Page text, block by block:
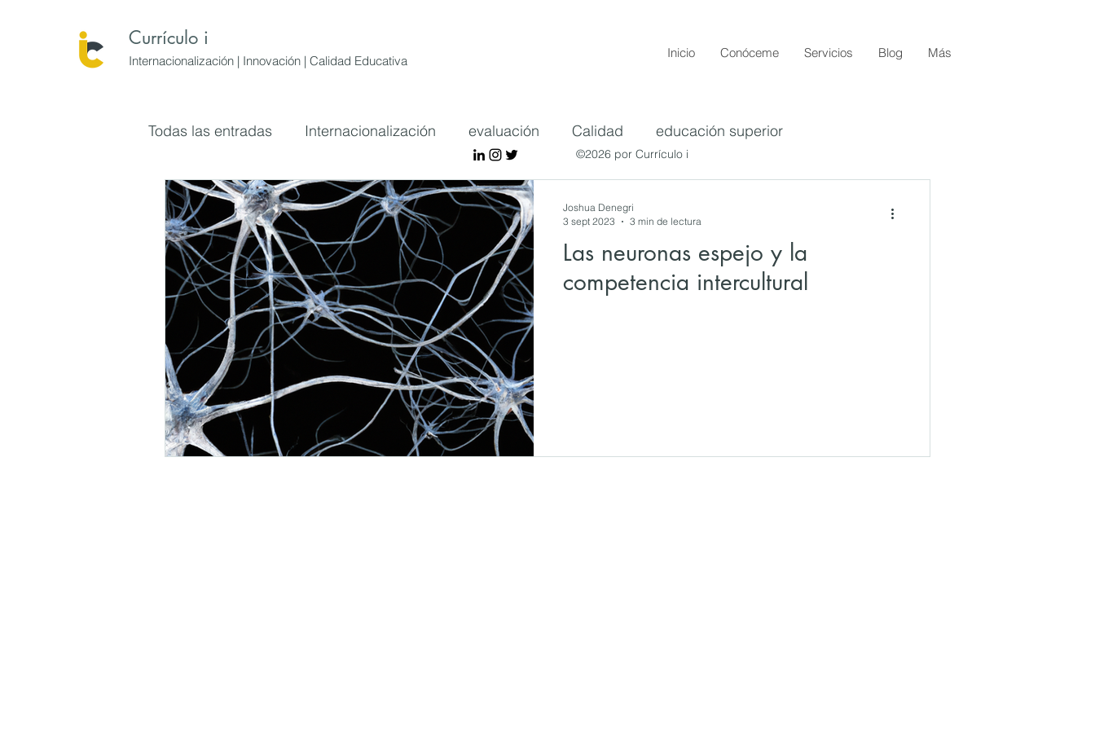
Currículo i
Internacionalización | Innovación | Calidad Educativa
Inicio Conóceme Servicios Blog Más
Todas las entradas Internacionalización evaluación Calidad educación superior
Innovación educativa Sostenibilidad competencia intercultural
Las neuronas espejo y la
competencia intercultural
Joshua Denegri
3 sept 2023
3 min de lectura
©2026 por Currículo i